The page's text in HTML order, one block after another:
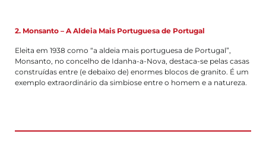
2. Monsanto – A Aldeia Mais Portuguesa de Portugal
Eleita em 1938 como “a aldeia mais portuguesa de Portugal”,
Monsanto, no concelho de Idanha-a-Nova, destaca-se pelas casas
construídas entre (e debaixo de) enormes blocos de granito. É um
exemplo extraordinário da simbiose entre o homem e a natureza.